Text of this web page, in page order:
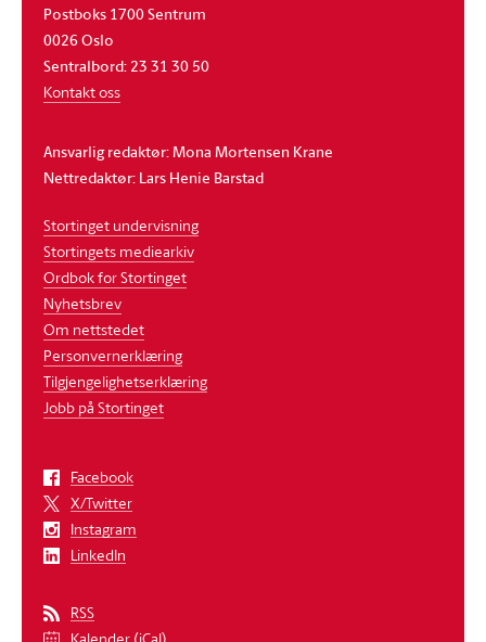
Postboks 1700 Sentrum
0026 Oslo
Sentralbord: 23 31 30 50
Kontakt oss
Ansvarlig redaktør: Mona Mortensen Krane
Nettredaktør: Lars Henie Barstad
Stortinget undervisning
Stortingets mediearkiv
Ordbok for Stortinget
Nyhetsbrev
Om nettstedet
Personvernerklæring
Tilgjengelighetserklæring
Jobb på Stortinget
Facebook
X/Twitter
Instagram
LinkedIn
RSS